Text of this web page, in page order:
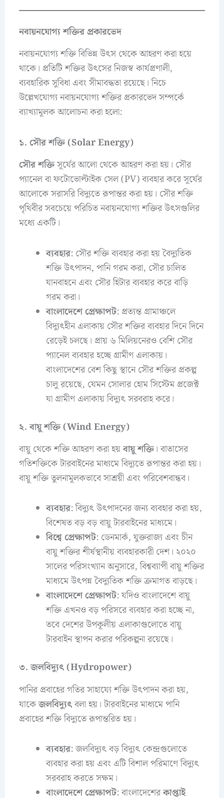
নবায়নযোগ্য শক্তির প্রকারভেদ
নবায়নযোগ্য শক্তি বিভিন্ন উৎস থেকে আহরণ করা হয়ে
থাকে। প্রতিটি শক্তির উৎসের নিজস্ব কার্যপ্রণালী,
ব্যবহারিক সুবিধা এবং সীমাবদ্ধতা রয়েছে। নিচে
উল্লেখযোগ্য নবায়নযোগ্য শক্তির প্রকারভেদ সম্পর্কে
ব্যাখ্যামূলক আলোচনা করা হলো:
১. সৌর শক্তি (Solar Energy)
সৌর শক্তিসূর্যের আলো থেকে আহরণ করা হয়। সৌর
প্যানেল বা ফটোভোল্টাইক সেল (PV) ব্যবহার করে সূর্যের
আলোকে সরাসরি বিদ্যুতে রূপান্তর করা হয়। সৌর শক্তি
পৃথিবীর সবচেয়ে পরিচিত নবায়নযোগ্য শক্তির উৎসগুলির
মধ্যে একটি।
ব্যবহার: সৌর শক্তি ব্যবহার করা হয় বৈদ্যুতিক
শক্তি উৎপাদন, পানি গরম করা, সৌর চালিত
যানবাহনে এবং সৌর হিটার ব্যবহার করে বাড়ি
গরম করা।
বাংলাদেশে প্রেক্ষাপট: প্রত্যন্ত গ্রামাঞ্চলে
বিদ্যুৎহীন এলাকায় সৌর শক্তির ব্যবহার দিনে দিনে
রেড়েই চলছে। প্রায় ৬ মিলিয়নেরও বেশি সৌর
প্যানেল ব্যবহার হচ্ছে গ্রামীণ এলাকায়।
বাংলাদেশের বেশ কিছু স্থানে সৌর শক্তির প্রকল্প
চালু রয়েছে, যেমন সোলার হোম সিস্টেম প্রজেক্ট
যা গ্রামীণ এলাকায় বিদ্যুৎ সরবরাহ করে।
২. বায়ু শক্তি (Wind Energy)
বায়ু থেকে শক্তি আহরণ করা হয়বায়ু শক্তি। বাতাসের
গতিশক্তিকে টারবাইনের মাধ্যমে বিদ্যুতে রূপান্তর করা হয়।
বায়ু শক্তি তুলনামূলকভাবে সাশ্রয়ী এবং পরিবেশবান্ধব।
ব্যবহার: বিদ্যুৎ উৎপাদনের জন্য ব্যবহার করা হয়,
বিশেষত বড় বড় বায়ু টারবাইনের মাধ্যমে।
বিশ্বে প্রেক্ষাপট: ডেনমার্ক, যুক্তরাজ্য এবং চীন
বায়ু শক্তির শীর্ষস্থানীয় ব্যবহারকারী দেশ। ২০২০
সালের পরিসংখ্যান অনুসারে, বিশ্বব্যাপী বায়ু শক্তির
মাধ্যমে উৎপন্ন বৈদ্যুতিক শক্তি ক্রমাগত বাড়ছে।
বাংলাদেশে প্রেক্ষাপট: যদিও বাংলাদেশে বায়ু
শক্তি এখনও বড় পরিসরে ব্যবহার করা হচ্ছে না,
তবে দেশের উপকূলীয় এলাকাগুলোতে বায়ু
টারবাইন স্থাপন করার পরিকল্পনা রয়েছে।
৩. জলবিদ্যুৎ (Hydropower)
পানির প্রবাহের গতির সাহায্যে শক্তি উৎপাদন করা হয়,
যাকেজলবিদ্যুৎবলা হয়। টারবাইনের মাধ্যমে পানি
প্রবাহের শক্তি বিদ্যুতে রূপান্তরিত হয়।
ব্যবহার: জলবিদ্যুৎ বড় বিদ্যুৎ কেন্দ্রগুলোতে
ব্যবহার করা হয় এবং এটি বিশাল পরিমাণে বিদ্যুৎ
সরবরাহ করতে সক্ষম।
বাংলাদেশে প্রেক্ষাপট: বাংলাদেশেরকাপ্তাই